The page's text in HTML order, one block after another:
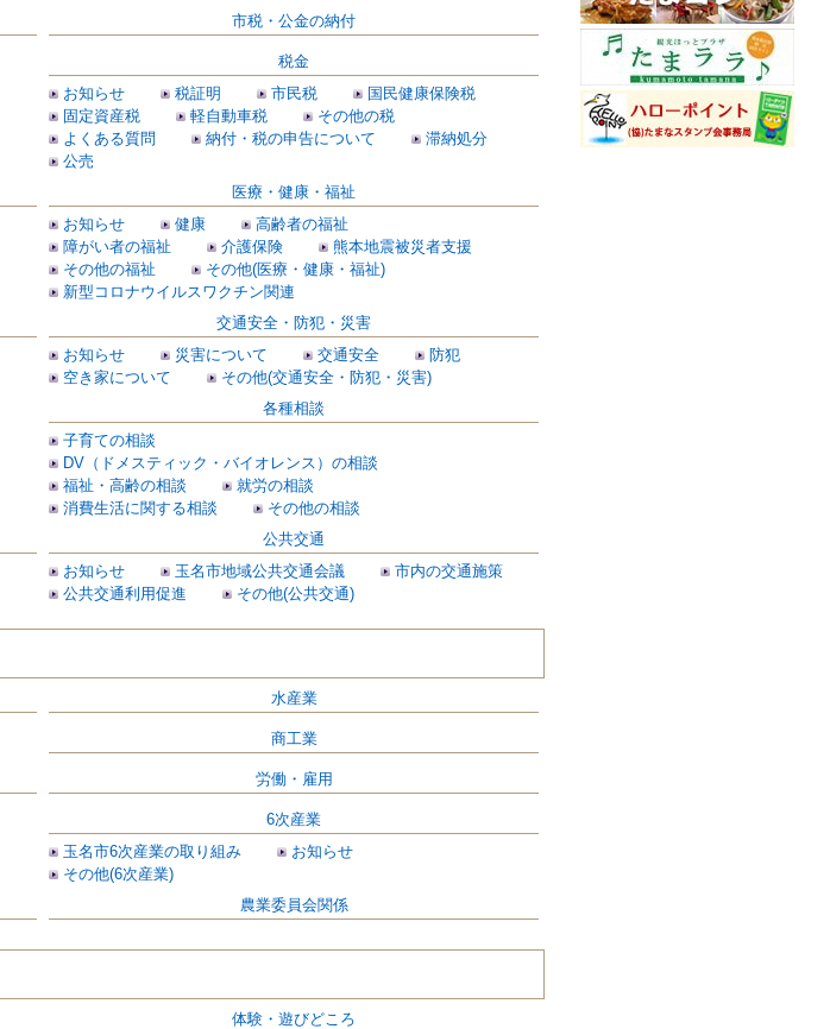
市税・公金の納付
税金
お知らせ
税証明 市民税
国民健康保険税
固定資産税
軽自動車税
その他の税
よくある質問
納付・税の申告について
滞納処分
公売
医療・健康・福祉
お知らせ
健康
高齢者の福祉
障がい者の福祉
介護保険
熊本地震被災者支援
その他の福祉
その他(医療・健康・福祉)
新型コロナウイルスワクチン関連
交通安全・防犯・災害
お知らせ
災害について 交通安全
防犯
空き家について
その他(交通安全・防犯・災害)
各種相談
子育ての相談
DV（ドメスティック・バイオレンス）の相談
福祉・高齢の相談
就労の相談
消費生活に関する相談
その他の相談
公共交通
お知らせ
玉名市地域公共交通会議
市内の交通施策
公共交通利用促進
その他(公共交通)
水産業
商工業
労働・雇用
6次産業
玉名市6次産業の取り組み
お知らせ
その他(6次産業)
農業委員会関係
体験・遊びどころ